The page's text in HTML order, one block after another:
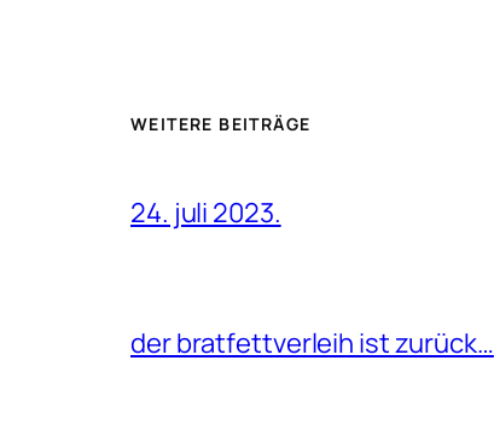
WEITERE BEITRÄGE
24. juli 2023.
der bratfettverleih ist zurück…